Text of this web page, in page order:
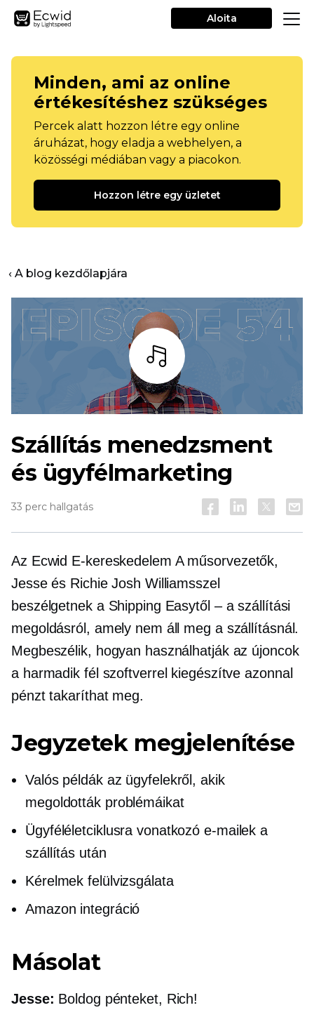
Aloita
Minden, ami az online
értékesítéshez szükséges
Percek alatt hozzon létre egy online
áruházat, hogy eladja a webhelyen, a
közösségi médiában vagy a piacokon.
Hozzon létre egy üzletet
‹ A blog kezdőlapjára
Hallgass
Szállítás menedzsment
és ügyfélmarketing
33 perc hallgatás
Az Ecwid E-kereskedelem A műsorvezetők,
Jesse és Richie Josh Williamsszel
beszélgetnek a Shipping Easytől – a szállítási
megoldásról, amely nem áll meg a szállításnál.
Megbeszélik, hogyan használhatják az újoncok
a harmadik fél szoftverrel kiegészítve azonnal
pénzt takaríthat meg.
Jegyzetek megjelenítése
Valós példák az ügyfelekről, akik
megoldották problémáikat
Ügyféléletciklusra vonatkozó e-mailek a
szállítás után
Kérelmek felülvizsgálata
Amazon integráció
Másolat
Jesse: Boldog pénteket, Rich!